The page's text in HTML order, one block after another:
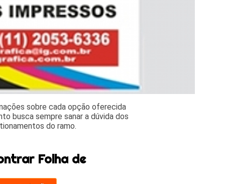
sobre cada opção oferecida
busca sempre sanar a dúvida dos
do ramo.
Folha de